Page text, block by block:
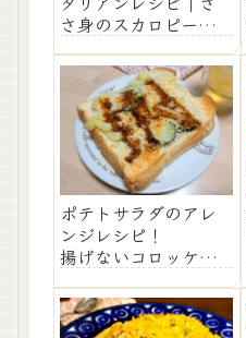
さ身のスカロピーネ
ポテトサラダのアレ
ンジレシピ！
揚げないコロッケパ